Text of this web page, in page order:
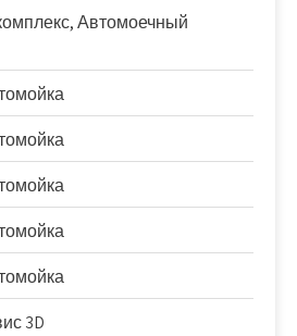
Автомоечный
3D